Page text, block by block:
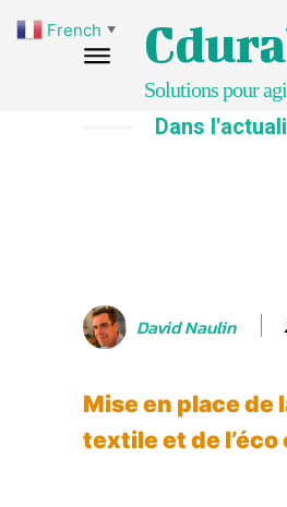
Solutions pour
Dans
David Naulin
Mise en place
textile et de l’éco
French ▼